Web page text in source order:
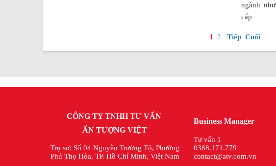
ngành
cấp
1 2 Tiếp Cuối
CÔNG TY TNHH TƯ VẤN
ẤN TƯỢNG VIỆT
Trụ sở: Số 04 Nguyễn Trường Tộ, Phường
Phú Thọ Hòa, TP. Hồ Chí Minh, Việt Nam
Business Manager
Tư vấn 1
0368.171.779
contact@atv.com.vn